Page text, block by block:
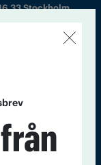
33 Stockholm
Lundkvist,
In English